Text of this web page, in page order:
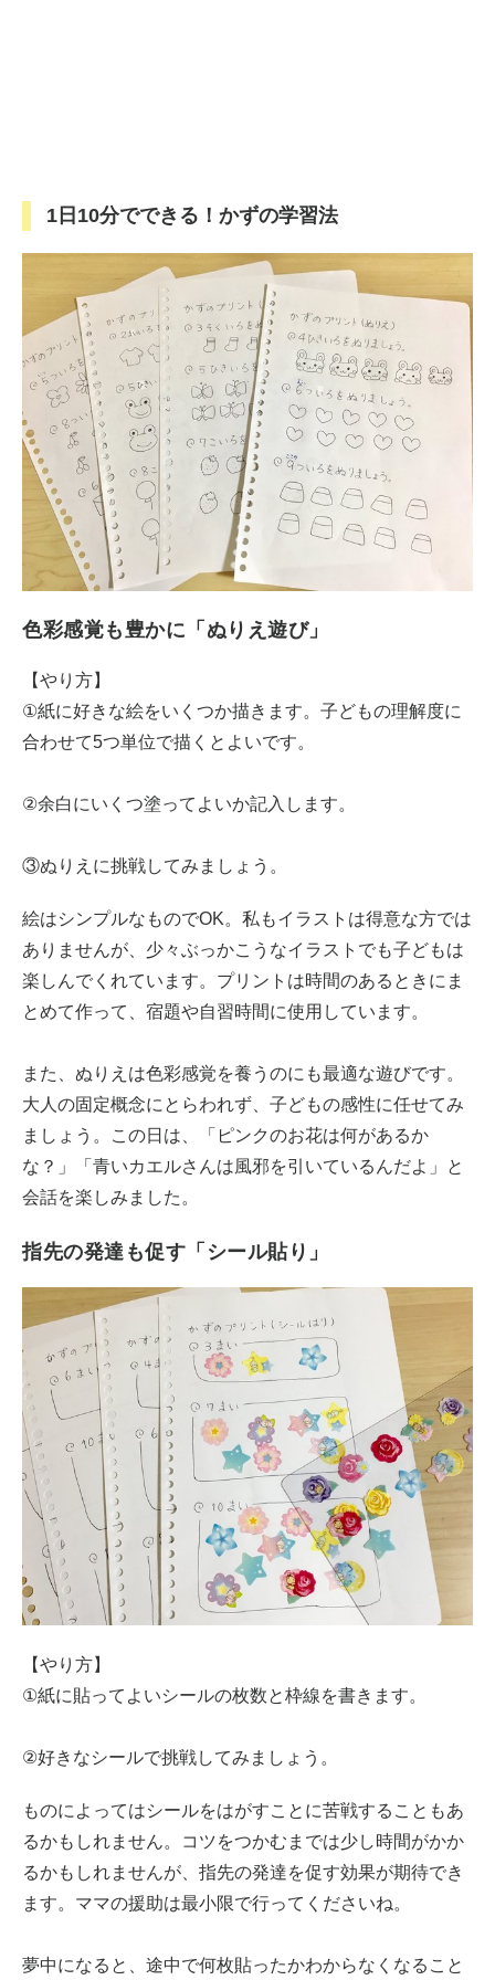
1日10分でできる！かずの学習法
色彩感覚も豊かに「ぬりえ遊び」
【やり方】
①紙に好きな絵をいくつか描きます。子どもの理解度に
合わせて5つ単位で描くとよいです。
②余白にいくつ塗ってよいか記入します。
③ぬりえに挑戦してみましょう。
絵はシンプルなものでOK。私もイラストは得意な方では
ありませんが、少々ぶっかこうなイラストでも子どもは
楽しんでくれています。プリントは時間のあるときにま
とめて作って、宿題や自習時間に使用しています。
また、ぬりえは色彩感覚を養うのにも最適な遊びです。
大人の固定概念にとらわれず、子どもの感性に任せてみ
ましょう。この日は、「ピンクのお花は何があるか
な？」「青いカエルさんは風邪を引いているんだよ」と
会話を楽しみました。
指先の発達も促す「シール貼り」
【やり方】
①紙に貼ってよいシールの枚数と枠線を書きます。
②好きなシールで挑戦してみましょう。
ものによってはシールをはがすことに苦戦することもあ
るかもしれません。コツをつかむまでは少し時間がかか
るかもしれませんが、指先の発達を促す効果が期待でき
ます。ママの援助は最小限で行ってくださいね。
夢中になると、途中で何枚貼ったかわからなくなること